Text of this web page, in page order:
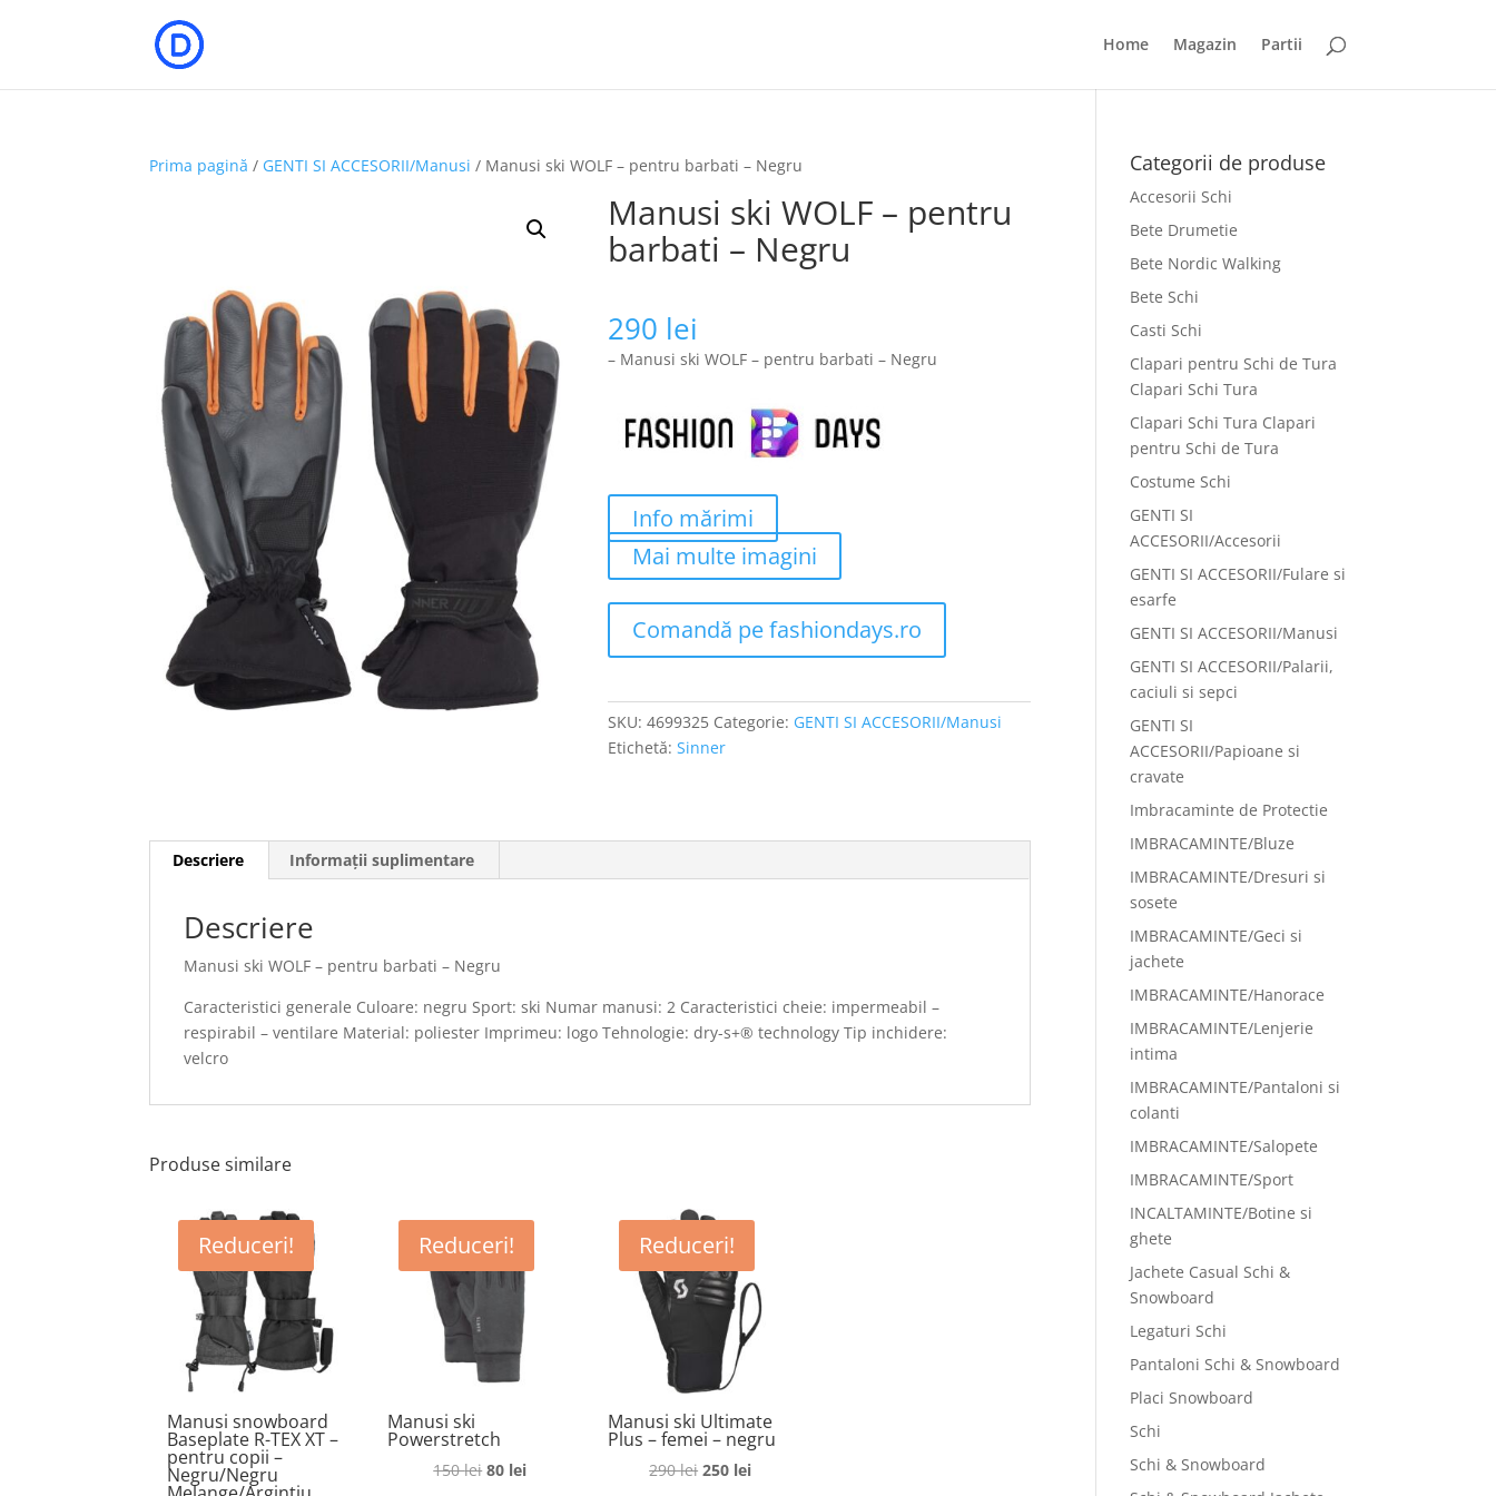
Home Magazin Partii
Prima pagină / GENTI SI ACCESORII/Manusi / Manusi ski WOLF – pentru barbati – Negru
Manusi ski WOLF – pentru
barbati – Negru
290 lei
– Manusi ski WOLF – pentru barbati – Negru
Info mărimi
Mai multe imagini
Comandă pe fashiondays.ro
SKU:4699325 Categorie: GENTI SI ACCESORII/Manusi
Etichetă:Sinner
Descriere Informații suplimentare
Descriere
Manusi ski WOLF – pentru barbati – Negru
Caracteristici generale Culoare: negru Sport: ski Numar manusi: 2 Caracteristici cheie: impermeabil –
respirabil – ventilare Material: poliester Imprimeu: logo Tehnologie: dry-s+® technology Tip inchidere:
velcro
Produse similare
Reduceri!
Manusi snowboard
Baseplate R-TEX XT –
pentru copii –
Negru/Negru
Reduceri!
Manusi ski
Powerstretch
150leiPrețul
80 leiPrețul
Reduceri!
Manusi ski Ultimate
Plus – femei – negru
290lei Prețul
250 leiPrețul
Categorii de produse
Accesorii Schi
Bete Drumetie
Bete Nordic Walking
Bete Schi
Casti Schi
Clapari pentru Schi de Tura
Clapari Schi Tura
Clapari Schi Tura Clapari
pentru Schi de Tura
Costume Schi
GENTI SI
ACCESORII/Accesorii
GENTI SI ACCESORII/Fulare si
esarfe
GENTI SI ACCESORII/Manusi
GENTI SI ACCESORII/Palarii,
caciuli si sepci
GENTI SI
ACCESORII/Papioane si
cravate
Imbracaminte de Protectie
IMBRACAMINTE/Bluze
IMBRACAMINTE/Dresuri si
sosete
IMBRACAMINTE/Geci si
jachete
IMBRACAMINTE/Hanorace
IMBRACAMINTE/Lenjerie
intima
IMBRACAMINTE/Pantaloni si
colanti
IMBRACAMINTE/Salopete
IMBRACAMINTE/Sport
INCALTAMINTE/Botine si
ghete
Jachete Casual Schi &
Snowboard
Legaturi Schi
Pantaloni Schi & Snowboard
Placi Snowboard
Schi
Schi & Snowboard